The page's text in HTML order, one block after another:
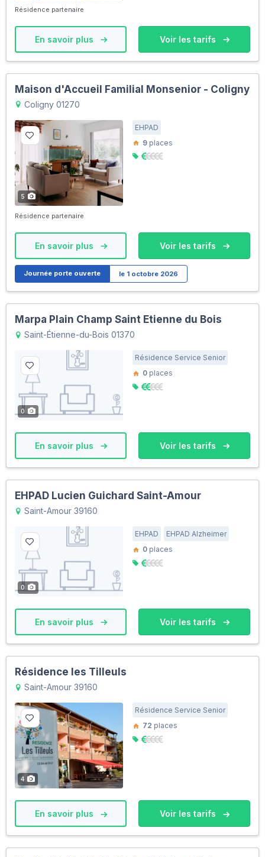
Résidence partenaire
En savoir plus Voir les tarifs
Maison d'Accueil Familial Monsenior - Coligny
Coligny 01270
5
EHPAD
9 places
Résidence partenaire
En savoir plus Voir les tarifs
Journée porte ouverte le 1 octobre 2026
Marpa Plain Champ Saint Etienne du Bois
Saint-Étienne-du-Bois 01370
0
Résidence Service Senior
0 places
En savoir plus Voir les tarifs
EHPAD Lucien Guichard Saint-Amour
Saint-Amour 39160
0
EHPAD
EHPAD Alzheimer
0 places
En savoir plus Voir les tarifs
Résidence les Tilleuls
Saint-Amour 39160
4
Résidence Service Senior
72 places
En savoir plus Voir les tarifs